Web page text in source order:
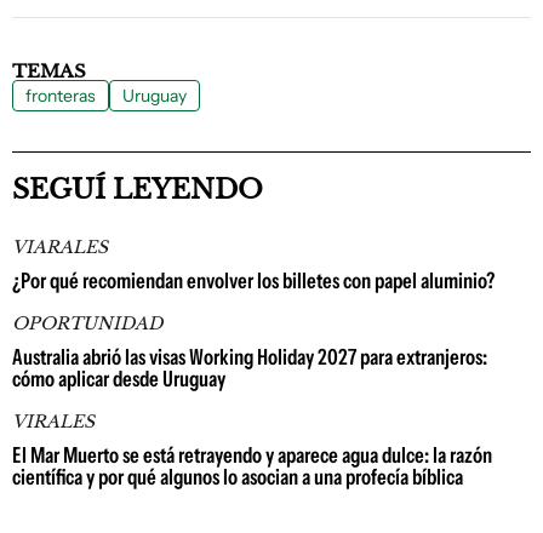
TEMAS
fronteras Uruguay
SEGUÍ LEYENDO
VIARALES
¿Por qué recomiendan envolver los billetes con papel aluminio?
OPORTUNIDAD
Australia abrió las visas Working Holiday 2027 para extranjeros:
cómo aplicar desde Uruguay
VIRALES
El Mar Muerto se está retrayendo y aparece agua dulce: la razón
científica y por qué algunos lo asocian a una profecía bíblica